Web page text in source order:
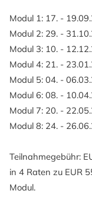
Modul 1: 17. -
Modul 2: 29. -
Modul 3: 10. -
Modul 4: 21. -
Modul 5: 04. -
Modul 6: 08. -
Modul 7: 20. -
Modul 8: 24. -
Teilnahmegebühr:
in 4 Raten zu EUR
Modul.